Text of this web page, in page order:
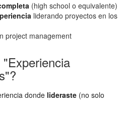
(high school o equivalente)
liderando proyectos en los
project management
donde lideraste (no solo